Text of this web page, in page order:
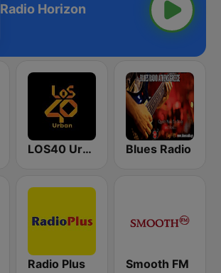
Radio Horizon
LOS40 Urban Blues Radio
Radio Plus Smooth FM